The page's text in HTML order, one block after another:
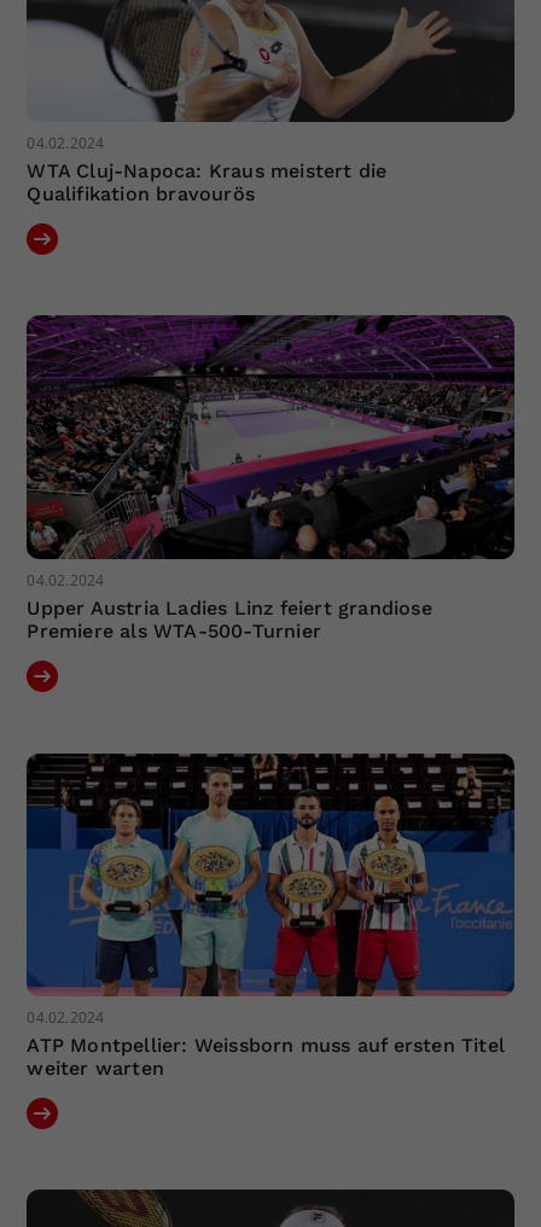
04.02.2024
WTA Cluj-Napoca: Kraus meistert die
Qualifikation bravourös
04.02.2024
Upper Austria Ladies Linz feiert grandiose
Premiere als WTA-500-Turnier
04.02.2024
ATP Montpellier: Weissborn muss auf ersten Titel
weiter warten